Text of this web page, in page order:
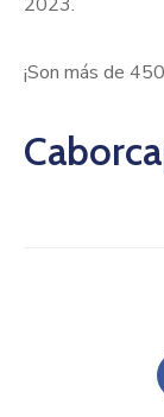
2023.
¡Son más de